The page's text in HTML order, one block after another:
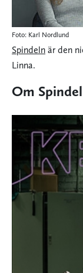
Foto: Karl Nordlund
Spindeln är den
Linna.
Om